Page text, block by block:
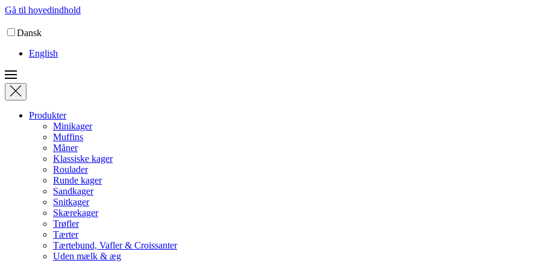
Gå til hovedindhold
Dansk
English
Produkter
Minikager
Muffins
Måner
Klassiske kager
Roulader
Runde kager
Sandkager
Snitkager
Skærekager
Trøfler
Tærter
Tærtebund, Vafler & Croissanter
Uden mælk & æg